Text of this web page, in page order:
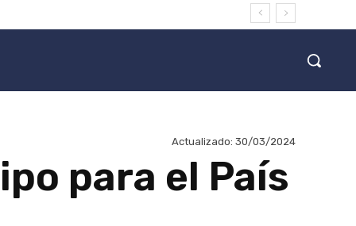
Actualizado: 30/03/2024
para el País